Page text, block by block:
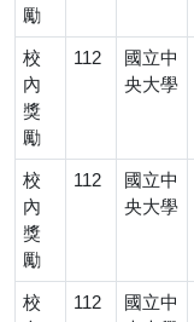
勵
校
內
獎
勵
112
國立中
央大學
校
內
獎
勵
112
國立中
央大學
校
112
國立中